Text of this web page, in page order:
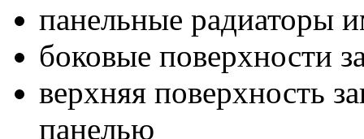
панельные радиаторы
боковые поверхности
верхняя поверхность
панелью